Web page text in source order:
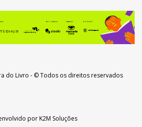
do Livro - © Todos os direitos reservados
porK2M Soluções